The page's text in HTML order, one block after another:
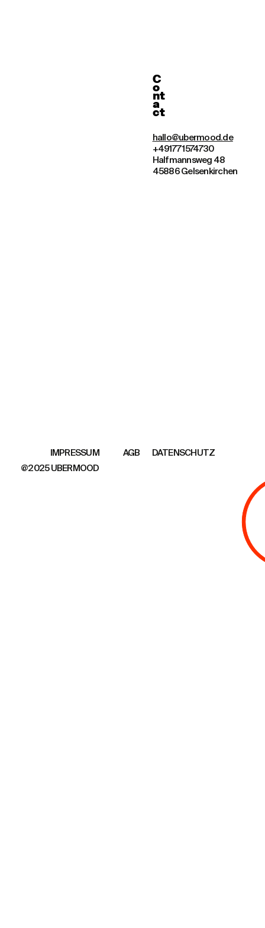
C
o
nt
a
ct
hallo@ubermood.de
+49177 1574730
Halfmannsweg 48
45886 Gelsenkirchen
IMPRESSUM AGB
DATENSCHUTZ
@2025 UBERMOOD